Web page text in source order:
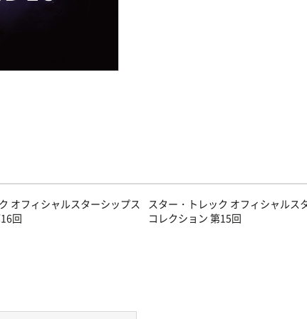
オフィシャルスターシップス
回
スター・トレック オフィシャルス
コレクション 第15回